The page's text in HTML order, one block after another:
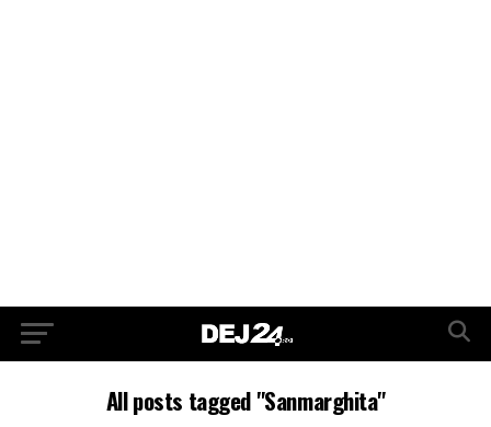
All posts tagged "Sanmarghita"